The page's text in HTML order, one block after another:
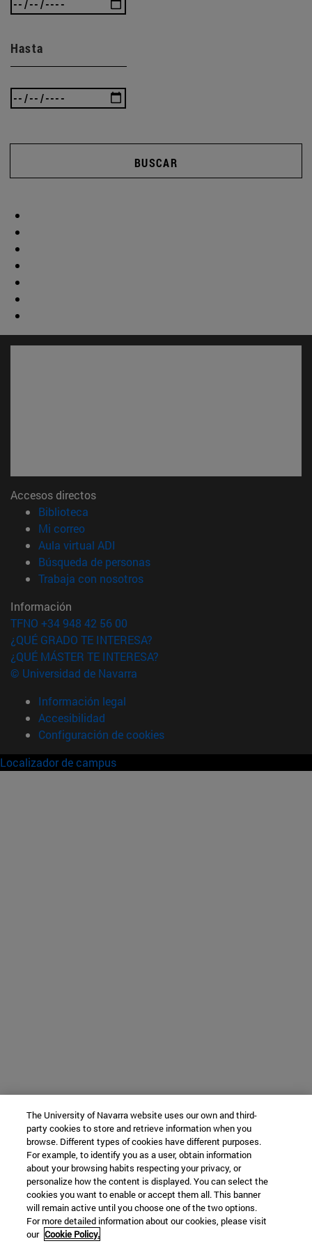
Hasta
BUSCAR
Accesos directos
Biblioteca
Mi correo(abre en nueva ventana)
Aula virtual ADI
Búsqueda de personas(abre en nueva ventana)
Trabaja con nosotros(abre en nueva ventana)
Información
TFNO +34 948 42 56 00
¿QUÉ GRADO TE INTERESA?
¿QUÉ MÁSTER TE INTERESA?
© Universidad de Navarra
Información legal
Accesibilidad
Configuración de cookies
Localizador de campus
The University of Navarra website uses our own and third-
party cookies to store and retrieve information when you
browse. Different types of cookies have different purposes.
For example, to identify you as a user, obtain information
about your browsing habits respecting your privacy, or
personalize how the content is displayed. You can select the
cookies you want to enable or accept them all. This banner
will remain active until you choose one of the two options.
For more detailed information about our cookies, please visit
our Cookie Policy.